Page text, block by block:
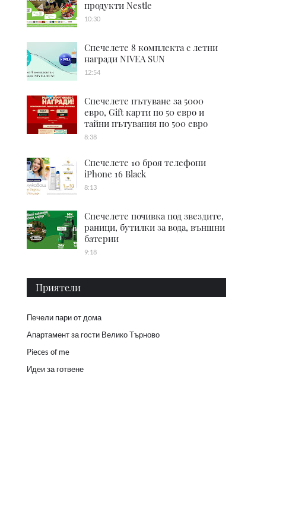
продукти Nestle
10:30
Спечелете 8 комплекта с летни
награди NIVEA SUN
12:54
Спечелете пътуване за 5000
евро, Gift карти по 50 евро и
тайни пътувания по 500 евро
8:38
Спечелете 10 броя телефони
iPhone 16 Black
8:13
Спечелете почивка под звездите,
раници, бутилки за вода, външни
батерии
9:18
Приятели
Печели пари от дома
Апартамент за гости Велико Търново
Pieces of me
Идеи за готвене